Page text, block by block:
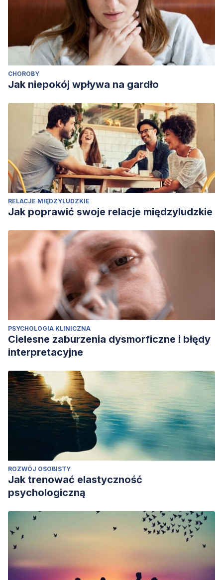
CHOROBY
Jak niepokój wpływa na gardło
RELACJE MIĘDZYLUDZKIE
Jak poprawić swoje relacje międzyludzkie
PSYCHOLOGIA KLINICZNA
Cielesne zaburzenia dysmorficzne i błędy
interpretacyjne
ROZWÓJ OSOBISTY
Jak trenować elastyczność
psychologiczną